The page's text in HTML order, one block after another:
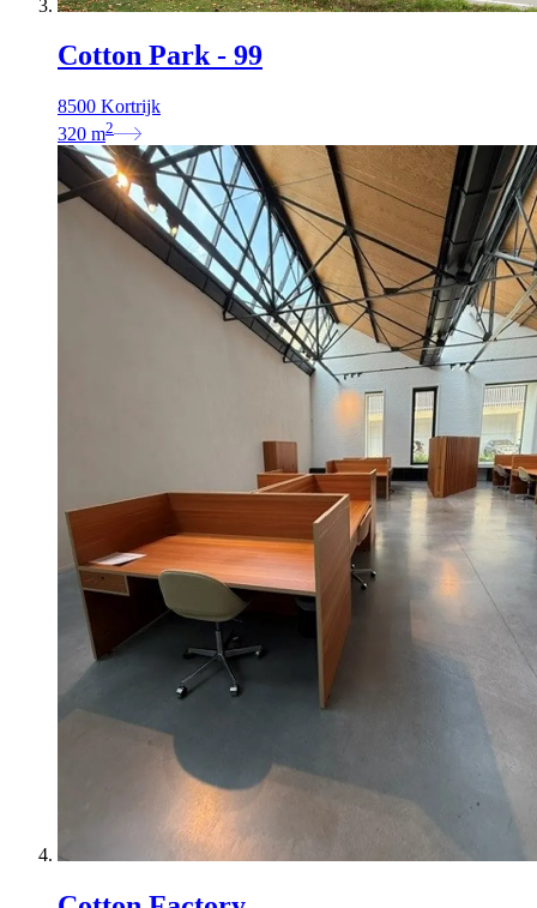
Cotton Park - 99
8500 Kortrijk
320 m2